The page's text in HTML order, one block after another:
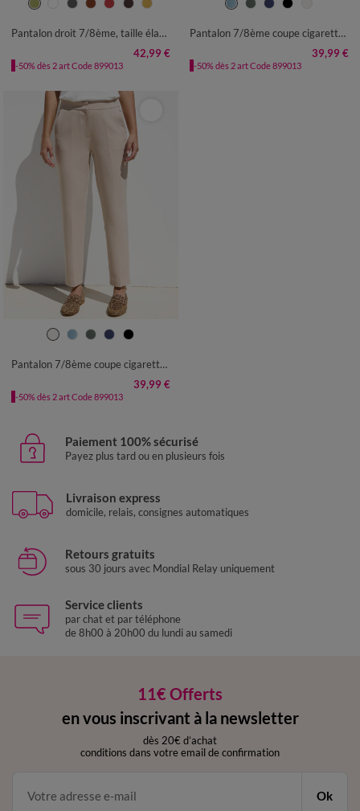
36 40 42 44 46
48
Pantalon droit 7/8ème, taille élastiquée, lin coton
42,99 €
-50% dès 2 art Code 899013
38 40 42 44
Pantalon 7/8ème coupe cigarette, uni
39,99 €
-50% dès 2 art Code 899013
38 40 42 44 46
Pantalon 7/8ème coupe cigarette, uni
39,99 €
-50% dès 2 art Code 899013
Paiement 100% sécurisé
Payez plus tard ou en plusieurs fois
Livraison express
domicile, relais, consignes automatiques
Retours gratuits
sous 30 jours avec Mondial Relay uniquement
Service clients
par chat et par téléphone
de 8h00 à 20h00 du lundi au samedi
11€ Offerts
en vous inscrivant à la newsletter
dès 20€ d’achat
conditions dans votre email de confirmation
Ok